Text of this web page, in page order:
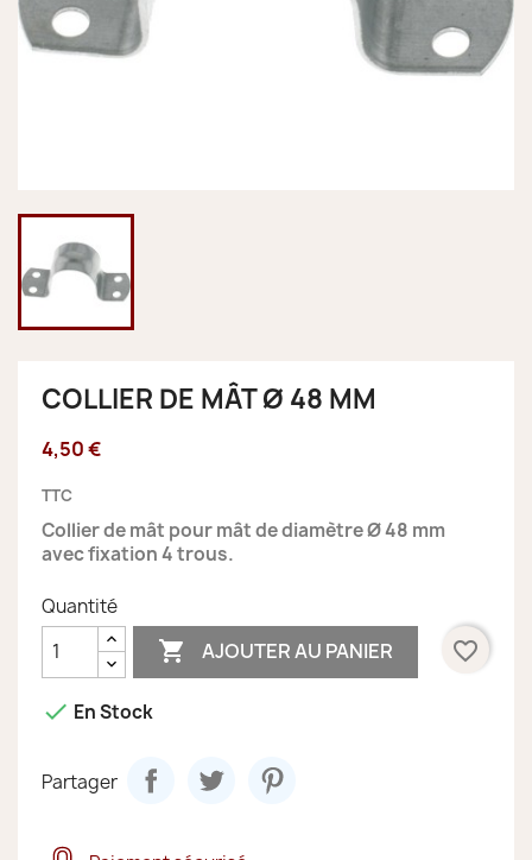
COLLIER DE MÂT Ø 48 MM
4,50 €
TTC
Collier de mât pour mât de diamètre Ø 48 mm
avec fixation 4 trous.
Quantité
 AJOUTER AU PANIER favorite_border
 En Stock
Partager